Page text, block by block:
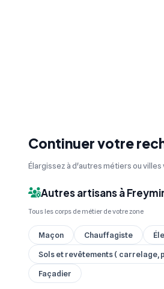
Continuer votre
Élargissez à d'autres métiers ou villes
Autres artisans à
Tous les corps de métier de votre zone
Maçon Chauffagiste
Sols et revêtements ( carrelage,
Façadier